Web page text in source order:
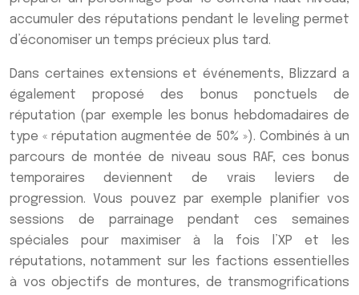
accumuler des réputations pendant le leveling permet
d’économiser un temps précieux plus tard.
Dans certaines extensions et événements, Blizzard a
également proposé des bonus ponctuels de
réputation (par exemple les bonus hebdomadaires de
type « réputation augmentée de 50% »). Combinés à un
parcours de montée de niveau sous RAF, ces bonus
temporaires deviennent de vrais leviers de
progression. Vous pouvez par exemple planifier vos
sessions de parrainage pendant ces semaines
spéciales pour maximiser à la fois l’XP et les
réputations, notamment sur les factions essentielles
à vos objectifs de montures, de transmogrifications